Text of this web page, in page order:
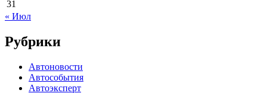
31
« Июл
Рубрики
Автоновости
Автособытия
Автоэксперт